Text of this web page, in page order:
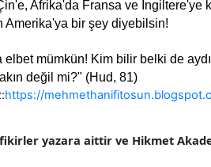
Afrika'da Fransa ve İngiltere'ye
Amerika'ya bir şey diyebilsin!
mümkün! Kim bilir belki de
değil mi?" (Hud, 81)
https://
yazara aittir ve Hikmet